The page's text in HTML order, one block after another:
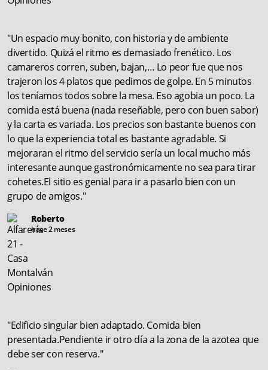
"Un espacio muy bonito, con historia y de ambiente
divertido. Quizá el ritmo es demasiado frenético. Los
camareros corren, suben, bajan,… Lo peor fue que nos
trajeron los 4 platos que pedimos de golpe. En 5 minutos
los teníamos todos sobre la mesa. Eso agobia un poco. La
comida está buena (nada reseñable, pero con buen sabor)
y la carta es variada. Los precios son bastante buenos con
lo que la experiencia total es bastante agradable. Si
mejoraran el ritmo del servicio sería un local mucho más
interesante aunque gastronómicamente no sea para tirar
cohetes.El sitio es genial para ir a pasarlo bien con un
grupo de amigos."
Roberto
hace 2 meses
"Edificio singular bien adaptado. Comida bien
presentada.Pendiente ir otro día a la zona de la azotea que
debe ser con reserva."